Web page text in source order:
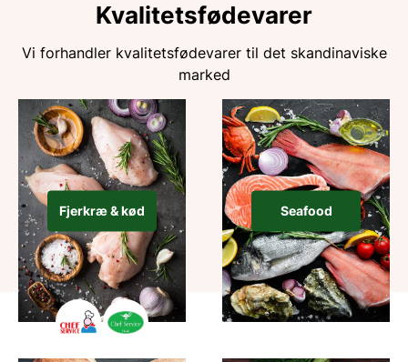
Kvalitetsfødevarer
Vi forhandler kvalitetsfødevarer til det skandinaviske
marked
Fjerkræ & kød Seafood